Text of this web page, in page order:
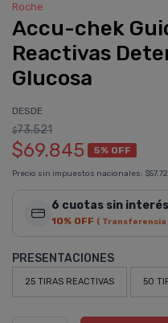
Roche
Accu-chek
Reactivas
Glucosa
DESDE
$73.521
$69.845 5% OFF
Precio sin impuestos nacionales:
6 cuotas sin interés
10% OFF ( Transferencia
PRESENTACIONES
25 TIRAS REACTIVAS 50